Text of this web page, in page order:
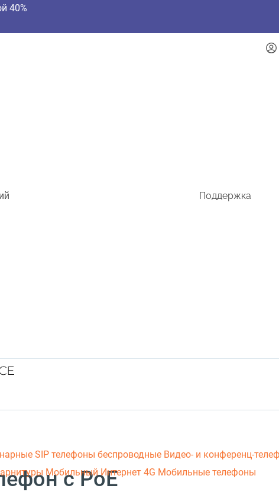
40%
Поддержка
SIP телефоны беспроводные Видео- и конференц-
Мобильный Интернет 4G Мобильные телефоны
с PoE